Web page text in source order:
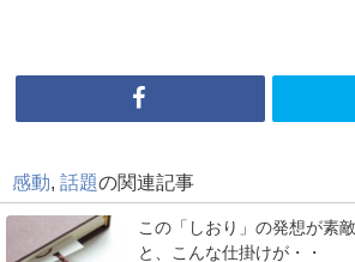
感動 話題の関連記事
この「しおり」の発想が素
と、こんな仕掛けが・・